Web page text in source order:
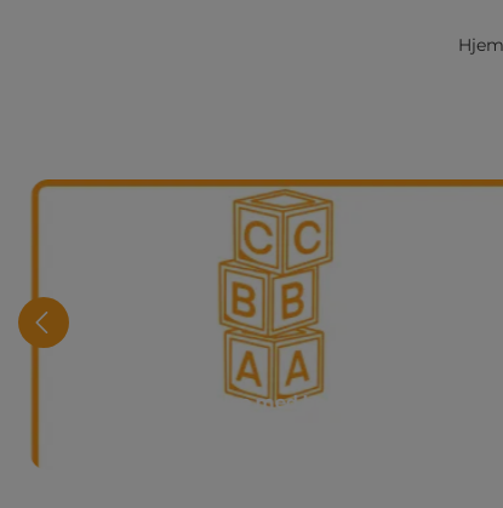
Hjem
Bevegelse med bokstaver